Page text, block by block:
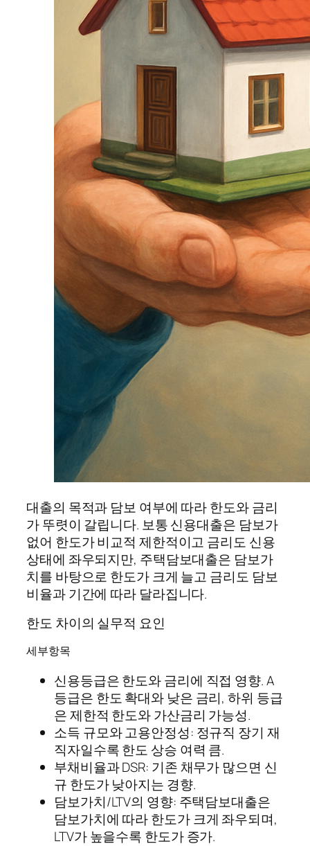
대출의 목적과 담보 여부에 따라 한도와 금리
가 뚜렷이 갈립니다. 보통 신용대출은 담보가
없어 한도가 비교적 제한적이고 금리도 신용
상태에 좌우되지만, 주택담보대출은 담보가
치를 바탕으로 한도가 크게 늘고 금리도 담보
비율과 기간에 따라 달라집니다.
한도 차이의 실무적 요인
세부항목
신용등급은 한도와 금리에 직접 영향. A
등급은 한도 확대와 낮은 금리, 하위 등급
은 제한적 한도와 가산금리 가능성.
소득 규모와 고용안정성: 정규직 장기 재
직자일수록 한도 상승 여력 큼.
부채비율과 DSR: 기존 채무가 많으면 신
규 한도가 낮아지는 경향.
담보가치/LTV의 영향: 주택담보대출은
담보가치에 따라 한도가 크게 좌우되며,
LTV가 높을수록 한도가 증가.